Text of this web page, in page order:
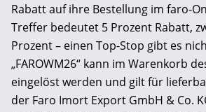
Rabatt auf ihre Bestellung im faro-
Treffer bedeutet 5 Prozent Rabatt,
Prozent – einen Top-Stop gibt es
„FAROWM26“ kann im Warenkorb
eingelöst werden und gilt für
der Faro Imort Export GmbH & Co.